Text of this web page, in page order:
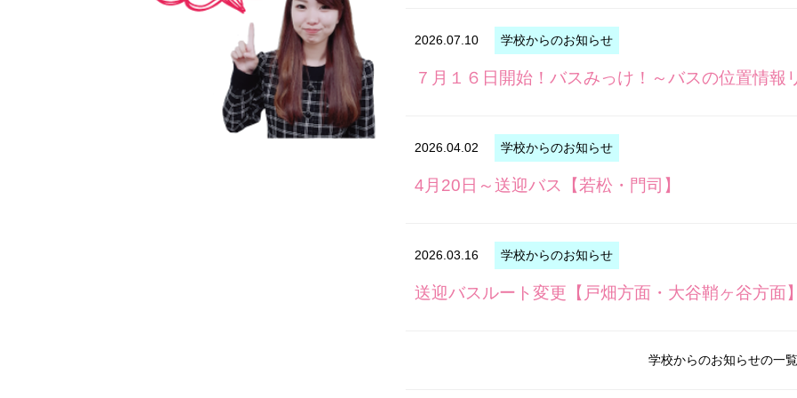
2026.07.10 学校からのお知らせ
７月１６日開始！バスみっけ！～バスの位置情報
2026.04.02 学校からのお知らせ
4月20日～送迎バス【若松・門司】
2026.03.16 学校からのお知らせ
送迎バスルート変更【戸畑方面・大谷鞘ヶ谷方面】
学校からのお知らせの一